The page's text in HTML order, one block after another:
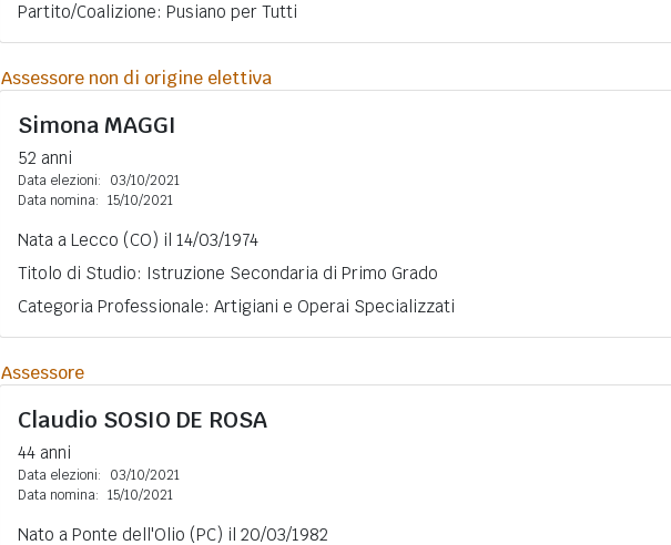
Partito/Coalizione: Pusiano per Tutti
Assessore non di origine elettiva
Simona MAGGI
52 anni
Data elezioni:
03/10/2021
Data nomina: 15/10/2021
Nata a Lecco (CO) il 14/03/1974
Titolo di Studio: Istruzione Secondaria di Primo Grado
Categoria Professionale: Artigiani e Operai Specializzati
Assessore
Claudio SOSIO DE ROSA
44 anni
Data elezioni:
03/10/2021
Data nomina: 15/10/2021
Nato a Ponte dell'Olio (PC) il 20/03/1982